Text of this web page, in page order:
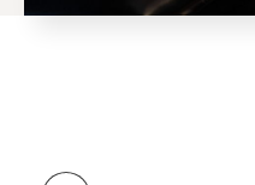
m
d